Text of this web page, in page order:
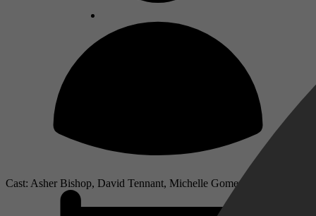
Cast: Asher Bishop, David Tennant, Michelle Gomez